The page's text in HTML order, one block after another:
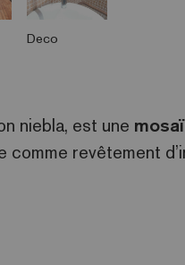
Deco
niebla, est une
comme revêtement